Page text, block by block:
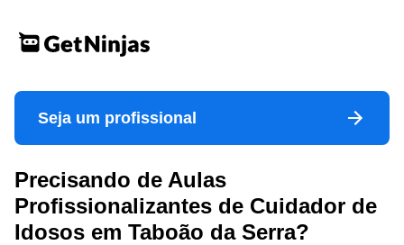
Seja um profissional
Precisando de Aulas
Profissionalizantes de Cuidador de
Idosos em Taboão da Serra?